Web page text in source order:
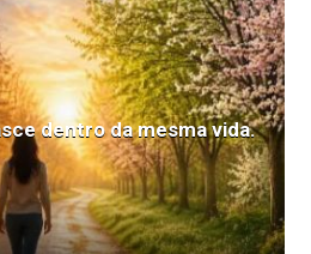
dentro da mesma vida.